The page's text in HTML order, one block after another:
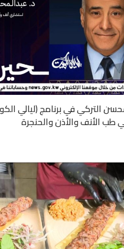
التركي في برنامج (ليالي
طب الأنف والأذن والحنجرة